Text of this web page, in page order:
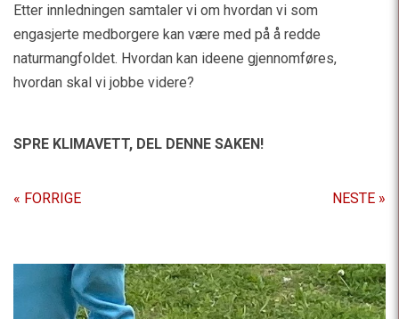
Etter innledningen samtaler vi om hvordan vi som
engasjerte medborgere kan være med på å redde
naturmangfoldet. Hvordan kan ideene gjennomføres,
hvordan skal vi jobbe videre?
SPRE KLIMAVETT, DEL DENNE SAKEN!
« FORRIGE NESTE »